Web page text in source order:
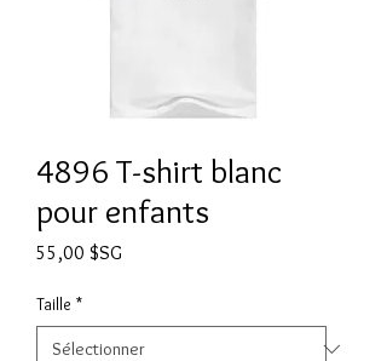
4896 T-shirt blanc
pour enfants
55,00 $SG
Taille *